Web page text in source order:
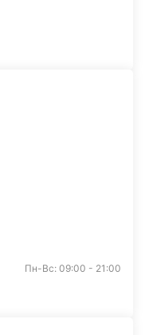
Пн-Вс: 09:00 - 21:00